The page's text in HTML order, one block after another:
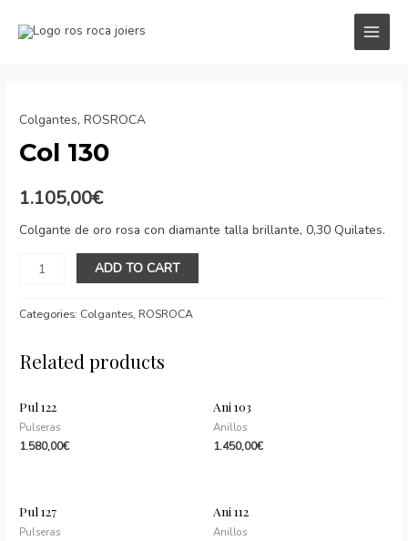
MAIN
Colgantes,ROSROCA
Col 130
1.105,00€
Colgante de oro rosa con diamante talla brillante, 0,30 Quilates.
quantity
ADD TO CART
Categories: Colgantes, ROSROCA
Related products
Pul 122
Pulseras
1.580,00€
Ani 103
Anillos
1.450,00€
Pul 127
Pulseras
Ani 112
Anillos